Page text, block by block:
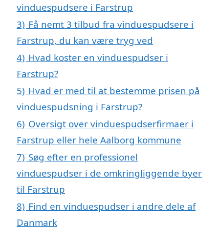
vinduespudsere i Farstrup
3) Få nemt 3 tilbud fra vinduespudsere i
Farstrup, du kan være tryg ved
4) Hvad koster en vinduespudser i
Farstrup?
5) Hvad er med til at bestemme prisen på
vinduespudsning i Farstrup?
6) Oversigt over vinduespudserfirmaer i
Farstrup eller hele Aalborg kommune
7) Søg efter en professionel
vinduespudser i de omkringliggende byer
til Farstrup
8) Find en vinduespudser i andre dele af
Danmark